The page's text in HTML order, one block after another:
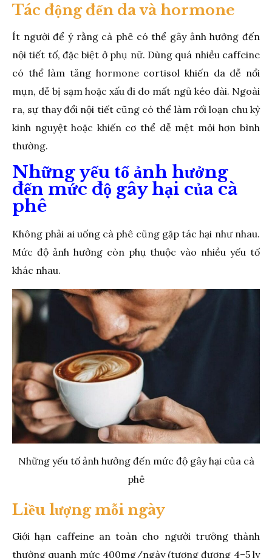
Tác động đến da và hormone
Ít người để ý rằng cà phê có thể gây ảnh hưởng đến
nội tiết tố, đặc biệt ở phụ nữ. Dùng quá nhiều caffeine
có thể làm tăng hormone cortisol khiến da dễ nổi
mụn, dễ bị sạm hoặc xấu đi do mất ngủ kéo dài. Ngoài
ra, sự thay đổi nội tiết cũng có thể làm rối loạn chu kỳ
kinh nguyệt hoặc khiến cơ thể dễ mệt mỏi hơn bình
thường.
Những yếu tố ảnh hưởng
đến mức độ gây hại của cà
phê
Không phải ai uống cà phê cũng gặp tác hại như nhau.
Mức độ ảnh hưởng còn phụ thuộc vào nhiều yếu tố
khác nhau.
Những yếu tố ảnh hưởng đến mức độ gây hại của cà
phê
Liều lượng mỗi ngày
Giới hạn caffeine an toàn cho người trưởng thành
thường quanh mức 400mg/ngày (tương đương 4–5 ly